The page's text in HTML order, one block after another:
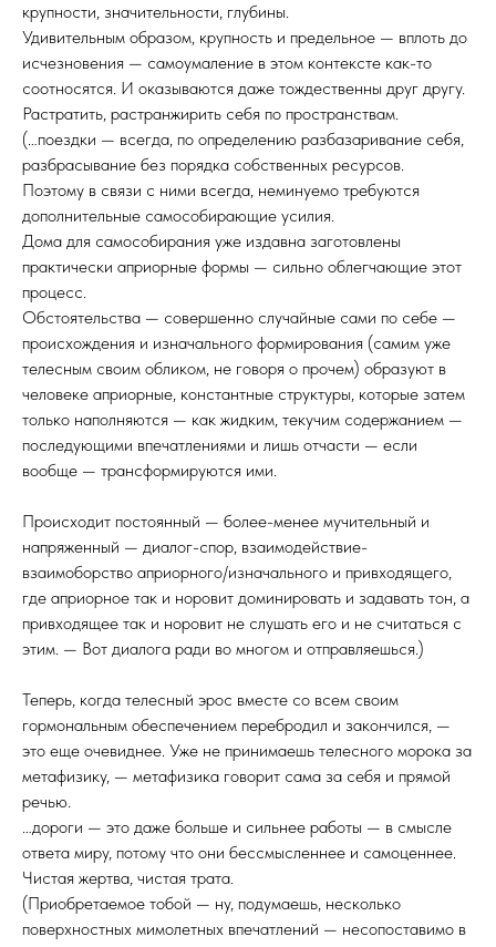
крупности, значительности, глубины.
Удивительным образом, крупность и предельное — вплоть до
исчезновения — самоумаление в этом контексте как-то
соотносятся. И оказываются даже тождественны друг другу.
Растратить, растранжирить себя по пространствам.
(…поездки — всегда, по определению разбазаривание себя,
разбрасывание без порядка собственных ресурсов.
Поэтому в связи с ними всегда, неминуемо требуются
дополнительные самособирающие усилия.
Дома для самособирания уже издавна заготовлены
практически априорные формы — сильно облегчающие этот
процесс.
Обстоятельства — совершенно случайные сами по себе —
происхождения и изначального формирования (самим уже
телесным своим обликом, не говоря о прочем) образуют в
человеке априорные, константные структуры, которые затем
только наполняются — как жидким, текучим содержанием —
последующими впечатлениями и лишь отчасти — если
вообще — трансформируются ими.
Происходит постоянный — более-менее мучительный и
напряженный — диалог-спор, взаимодействие-
взаимоборство априорного/изначального и привходящего,
где априорное так и норовит доминировать и задавать тон, а
привходящее так и норовит не слушать его и не считаться с
этим. — Вот диалога ради во многом и отправляешься.)
Теперь, когда телесный эрос вместе со всем своим
гормональным обеспечением перебродил и закончился, —
это еще очевиднее. Уже не принимаешь телесного морока за
метафизику, — метафизика говорит сама за себя и прямой
речью.
…дороги — это даже больше и сильнее работы — в смысле
ответа миру, потому что они бессмысленнее и самоценнее.
Чистая жертва, чистая трата.
(Приобретаемое тобой — ну, подумаешь, несколько
поверхностных мимолетных впечатлений — несопоставимо в